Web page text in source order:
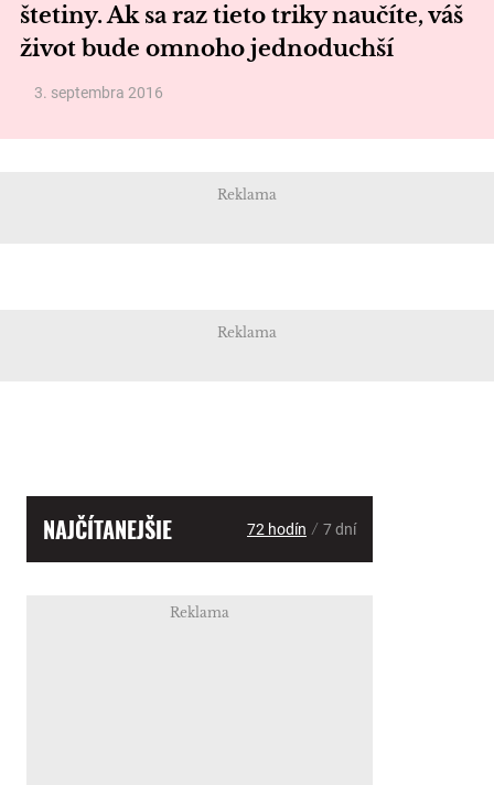
štetiny. Ak sa raz tieto triky naučíte, váš
život bude omnoho jednoduchší
3. septembra 2016
Reklama
Reklama
NAJČÍTANEJŠIE 72 hodín / 7 dní
Reklama